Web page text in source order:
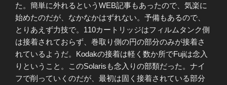
た。簡単に外れるというWEB記事もあったので、気楽に
始めたのだが、なかなかはずれない。予備もあるので、
とりあえず力技で。110カートリッジはフィルムタンク側
は接着されておらず、巻取り側の円の部分のみが接着さ
れているようだ。Kodakの接着は軽く数か所でFujiは念入
りということ。このSolarisも念入りの部類だった。ナイ
フで削っていくのだが、最初は固く接着されている部分